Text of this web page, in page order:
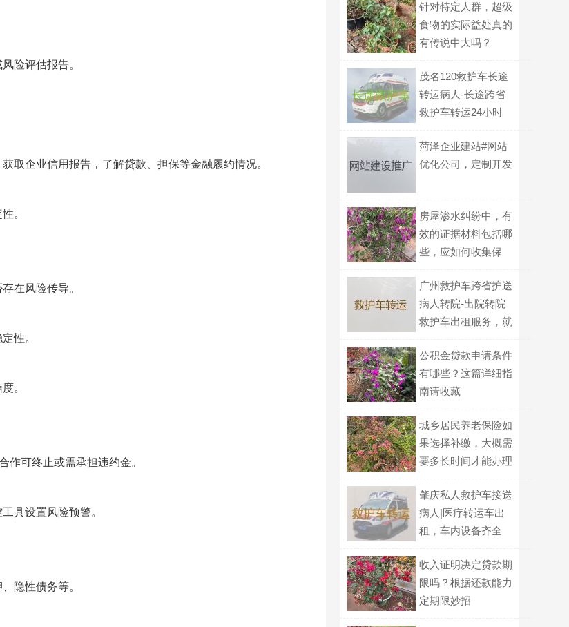
险评估报告。
取企业信用报告，了解贷款、担保等金融履约情况。
。
在风险传导。
性。
。
作可终止或需承担违约金。
具设置风险预警。
隐性债务等。
针对特定人群，超级
食物的实际益处真的
有传说中大吗？
茂名120救护车长途
转运病人-长途跨省
救护车转运24小时
菏泽企业建站#网站
优化公司，定制开发
房屋渗水纠纷中，有
效的证据材料包括哪
些，应如何收集保
广州救护车跨省护送
病人转院-出院转院
救护车出租服务，就
公积金贷款申请条件
有哪些？这篇详细指
南请收藏
城乡居民养老保险如
果选择补缴，大概需
要多长时间才能办理
肇庆私人救护车接送
病人|医疗转运车出
租，车内设备齐全
收入证明决定贷款期
限吗？根据还款能力
定期限妙招